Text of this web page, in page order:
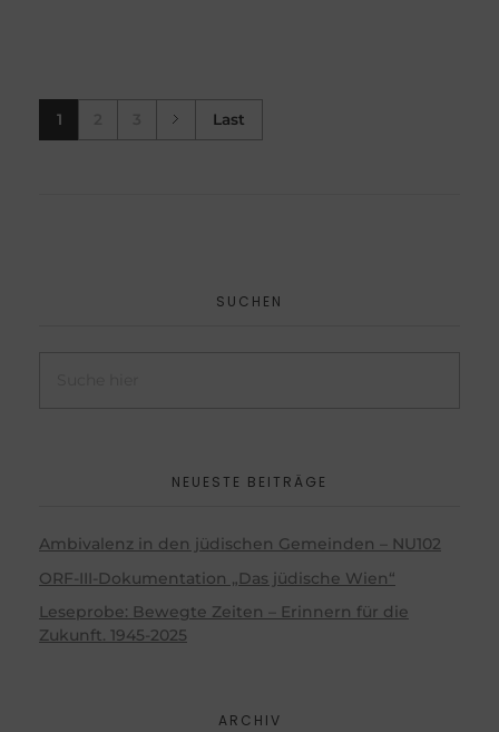
1 Last
SUCHEN
NEUESTE BEITRÄGE
Ambivalenz in den jüdischen Gemeinden – NU102
ORF-III-Dokumentation „Das jüdische Wien“
Leseprobe: Bewegte Zeiten – Erinnern für die
Zukunft. 1945-2025
ARCHIV